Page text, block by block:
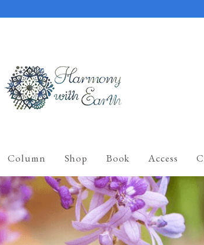
Column Shop Book Access